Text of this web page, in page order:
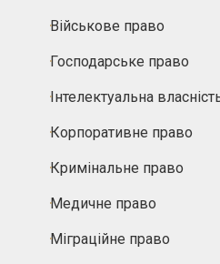
Військове право
Господарське право
Інтелектуальна
Корпоративне право
Кримінальне право
Медичне право
Міграційне право